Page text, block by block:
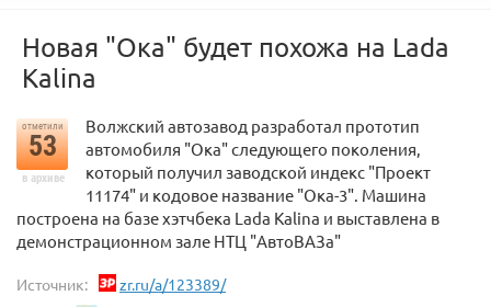
Новая "Ока" будет похожа на Lada
Kalina
отметили
53
в архиве
Волжский автозавод разработал прототип
автомобиля "Ока" следующего поколения,
который получил заводской индекс "Проект
11174" и кодовое название "Ока-3". Машина
построена на базе хэтчбека Lada Kalina и выставлена в
демонстрационном зале НТЦ "АвтоВАЗа"
Источник: zr.ru/a/123389/